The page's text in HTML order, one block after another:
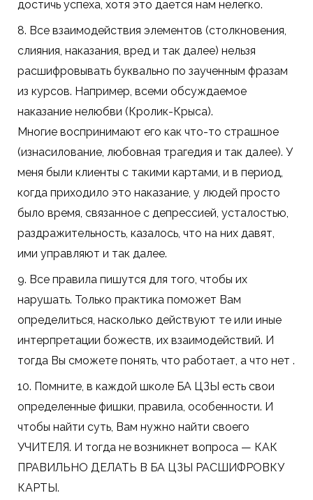
достичь успеха, хотя это дается нам нелегко.
8. Все взаимодействия элементов (столкновения,
слияния, наказания, вред и так далее) нельзя
расшифровывать буквально по заученным фразам
из курсов. Например, всеми обсуждаемое
наказание нелюбви (Кролик-Крыса).
Многие воспринимают его как что-то страшное
(изнасилование, любовная трагедия и так далее). У
меня были клиенты с такими картами, и в период,
когда приходило это наказание, у людей просто
было время, связанное с депрессией, усталостью,
раздражительность, казалось, что на них давят,
ими управляют и так далее.
9. Все правила пишутся для того, чтобы их
нарушать. Только практика поможет Вам
определиться, насколько действуют те или иные
интерпретации божеств, их взаимодействий. И
тогда Вы сможете понять, что работает, а что нет .
10. Помните, в каждой школе БА ЦЗЫ есть свои
определенные фишки, правила, особенности. И
чтобы найти суть, Вам нужно найти своего
УЧИТЕЛЯ. И тогда не возникнет вопроса — КАК
ПРАВИЛЬНО ДЕЛАТЬ В БА ЦЗЫ РАСШИФРОВКУ
КАРТЫ.